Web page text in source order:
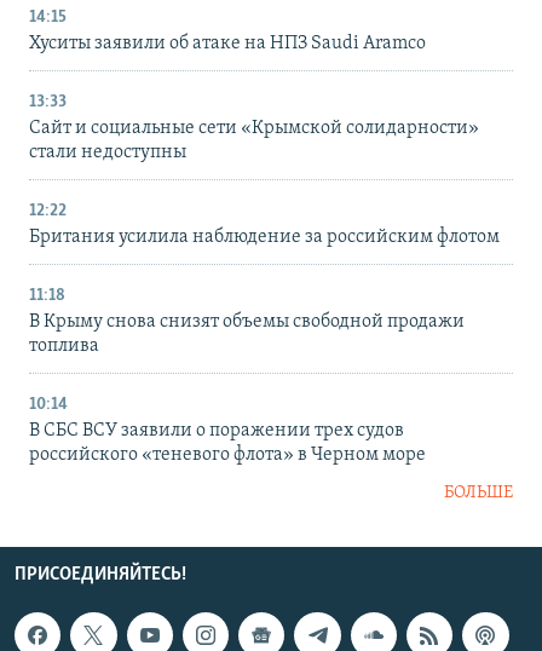
14:15
Хуситы заявили об атаке на НПЗ Saudi Aramco
13:33
Сайт и социальные сети «Крымской солидарности»
стали недоступны
12:22
Британия усилила наблюдение за российским флотом
11:18
В Крыму снова снизят объемы свободной продажи
топлива
10:14
В СБС ВСУ заявили о поражении трех судов
российского «теневого флота» в Черном море
БОЛЬШЕ
ПРИСОЕДИНЯЙТЕСЬ!